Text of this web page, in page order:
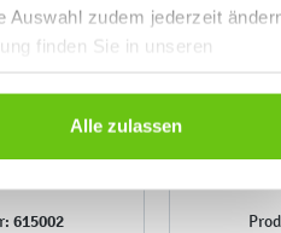
Auswahl zudem jederzeit
finden Sie in unseren
Alle zulassen
615002